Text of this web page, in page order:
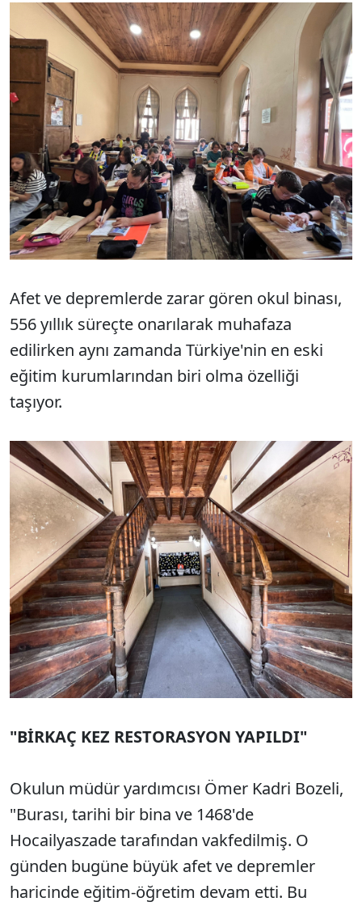
Sesi Aç
Afet ve depremlerde zarar gören okul binası,
556 yıllık süreçte onarılarak muhafaza
edilirken aynı zamanda Türkiye'nin en eski
eğitim kurumlarından biri olma özelliği
taşıyor.
"BİRKAÇ KEZ RESTORASYON YAPILDI"
Okulun müdür yardımcısı Ömer Kadri Bozeli,
"Burası, tarihi bir bina ve 1468'de
Hocailyaszade tarafından vakfedilmiş. O
günden bugüne büyük afet ve depremler
haricinde eğitim-öğretim devam etti. Bu